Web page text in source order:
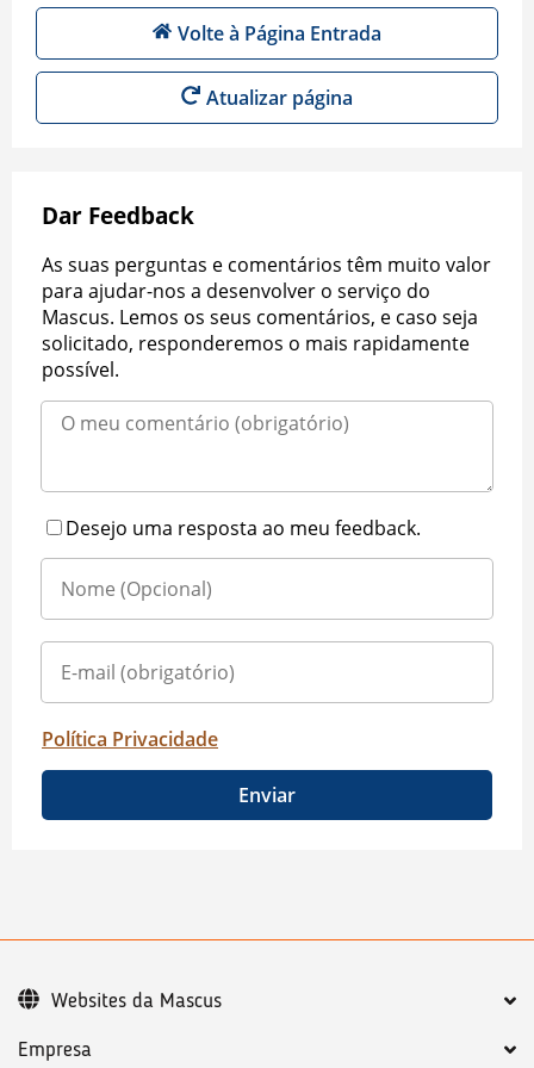
Volte à Página Entrada
Atualizar página
Dar Feedback
As suas perguntas e comentários têm muito valor
para ajudar-nos a desenvolver o serviço do
Mascus. Lemos os seus comentários, e caso seja
solicitado, responderemos o mais rapidamente
possível.
Desejo uma resposta ao meu feedback.
Política Privacidade
Enviar
Empresa
Websites da Mascus